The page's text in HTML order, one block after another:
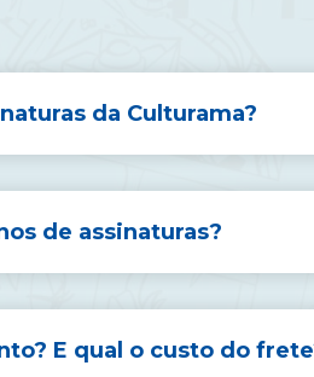
da Culturama?
de assinaturas?
E qual o custo do